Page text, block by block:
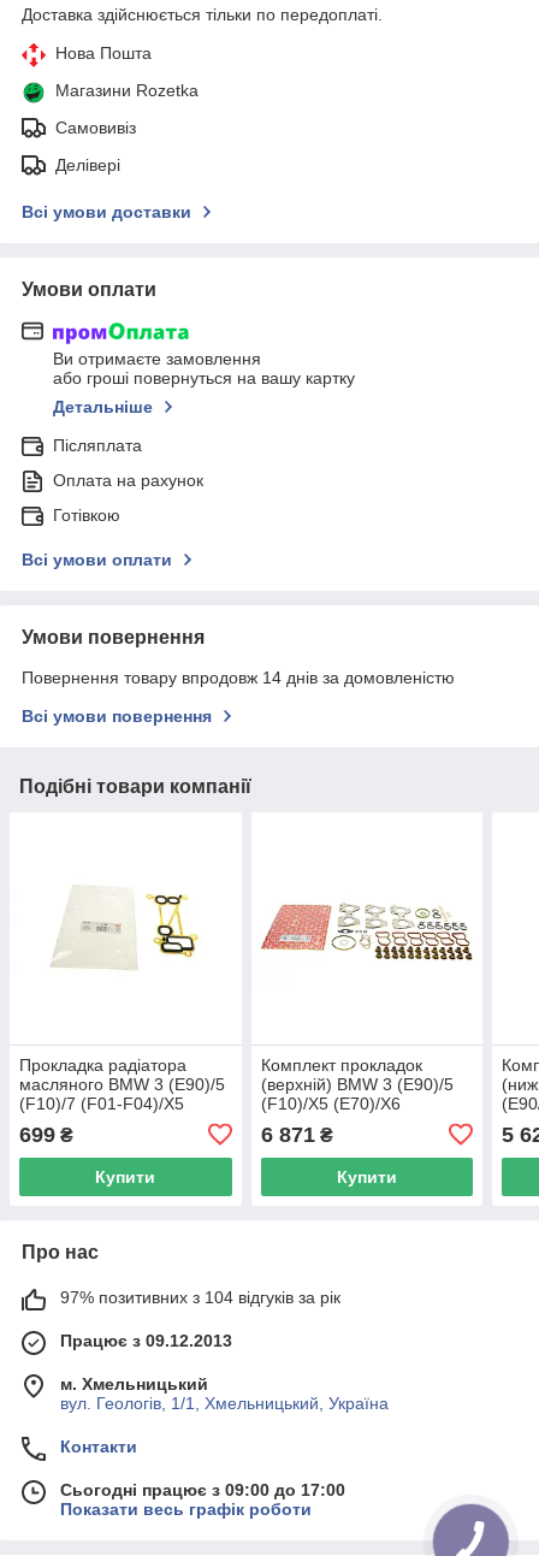
Доставка здійснюється тільки по передоплаті.
Нова Пошта
Магазини Rozetka
Самовивіз
Делівері
Всі умови доставки
Умови оплати
Ви отримаєте замовлення
або гроші повернуться на вашу картку
Детальніше
Післяплата
Оплата на рахунок
Готівкою
Всі умови оплати
Умови повернення
Повернення товару впродовж 14 днів за домовленістю
Всі умови повернення
Подібні товари компанії
Прокладка радіатора
масляного BMW 3 (E90)/5
(F10)/7 (F01-F04)/X5
N57 D30A 582.951 UA62
699 ₴
Купити
Комплект прокладок
(верхній) BMW 3 (E90)/5
(F10)/X5 (E70)/X6
(E71/E72) 08-14 N57 D30
ELRING 373.380 UA62
6 871₴
Купити
5
Про нас
97% позитивних з 104 відгуків за рік
Працює з 09.12.2013
м. Хмельницький
вул. Геологів, 1/1, Хмельницький, Україна
Контакти
Сьогодні працює з 09:00 до 17:00
Показати весь графік роботи